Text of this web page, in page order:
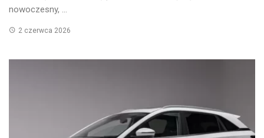
nowoczesny, ...
2 czerwca 2026